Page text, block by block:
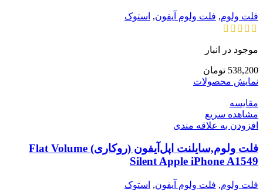
فلت ولوم, فلت ولوم آیفون, استوک
موجود در انبار
538,200 تومان
نمایش محصولات
مقایسه
مشاهده سریع
افزودن به علاقه مندی
فلت ولوم,سایلنت اپل‌آیفون (روکاری) Flat Volume
Silent Apple iPhone A1549
فلت ولوم, فلت ولوم آیفون, استوک